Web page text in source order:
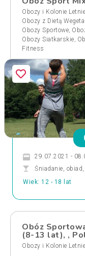
Obozy i Kolonie Letnie
Obozy z Dietą
Obozy Sportowe,
Obozy Siatkarskie,
Fitness
29.07.2021 -
Śniadanie,
Wiek: 12 - 18 lat
Obóz
(8-13 lat), ,
Obozy i Kolonie Letnie